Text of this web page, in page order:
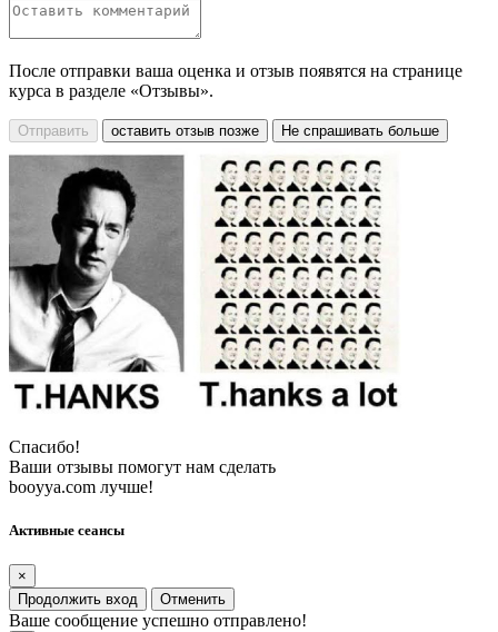
После отправки ваша оценка и отзыв появятся на странице
курса в разделе «Отзывы».
Отправить оставить отзыв позже Не спрашивать больше
Спасибо!
Ваши отзывы помогут нам сделать
booyya.com лучше!
Активные сеансы
×
Продолжить вход
Отменить
Ваше сообщение успешно отправлено!